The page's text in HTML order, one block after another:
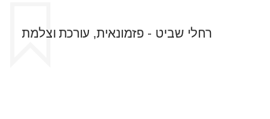
רחלי שביט - פזמונאית, עורכת וצלמת